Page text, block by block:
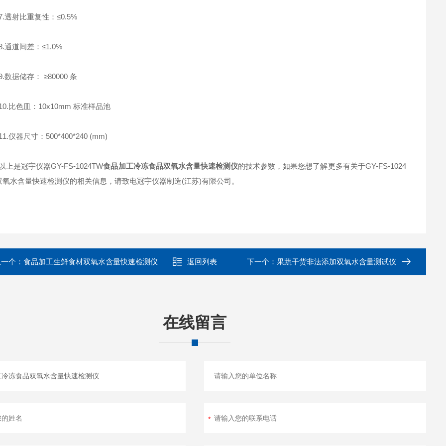
射比重复性：≤0.5%
道间差：≤1.0%
据储存： ≥80000 条
色皿：10x10mm 标准样品池
器尺寸：500*400*240 (mm)
是冠宇仪器GY-FS-1024TW食品加工冷冻食品双氧水含量快速检测仪的技术参数，如果您想了解更多有关于GY-FS-1024
氧水含量快速检测仪的相关信息，请致电冠宇仪器制造(江苏)有限公司。
一个：食品加工生鲜食材双氧水含量快速检测仪 返回列表 下一个： 果蔬干货非法添加双氧水含量测试仪
在线留言